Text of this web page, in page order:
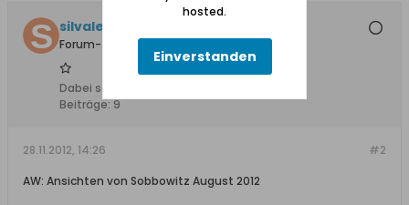
silvalein
Forum-Teilnehmer
Dabei seit:
Beiträge:9
#2
28.11.2012, 14:26
AW: Ansichten von Sobbowitz August 2012
hosted.
Einverstanden